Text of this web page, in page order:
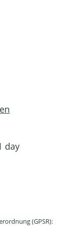
day
(GPSR):